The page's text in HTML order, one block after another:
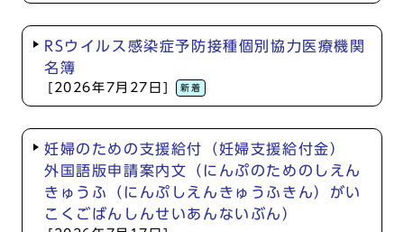
RSウイルス感染症予防接種個別協力医療機関
名簿
[2026年7月27日] 新着
妊婦のための支援給付（妊婦支援給付金）
外国語版申請案内文（にんぷのためのしえん
きゅうふ（にんぷしえんきゅうふきん）がい
こくごばんしんせいあんないぶん）